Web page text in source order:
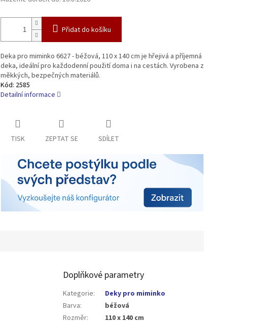
Přidat do košíku
Deka pro miminko 6627 - béžová, 110 x 140 cm je hřejivá a příjemná
deka, ideální pro každodenní použití doma i na cestách. Vyrobena z
měkkých, bezpečných materiálů.
Kód: 2585
Detailní informace
TISK ZEPTAT SE SDÍLET
Doplňkové parametry
Kategorie:
Deky pro miminko
Barva:
béžová
Rozměr: 110 x 140 cm